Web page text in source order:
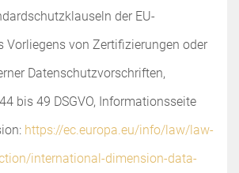
der EU-
Vorliegens von Zertifizierungen oder
Datenschutzvorschriften,
bis 49 DSGVO, Informationsseite
https://ec.europa.eu/info/law/law-
international-dimension-data-